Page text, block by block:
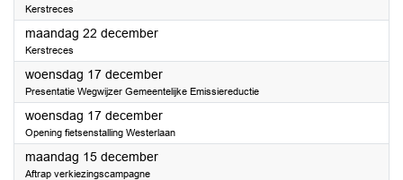
Kerstreces
maandag 22 december2025
Kerstreces
woensdag 17 december2025
Presentatie Wegwijzer Gemeentelijke Emissiereductie
woensdag 17 december2025
Opening fietsenstalling Westerlaan
maandag 15 december2025
Aftrap verkiezingscampagne